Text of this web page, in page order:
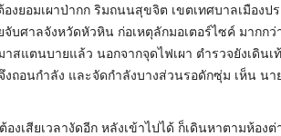
งยอมเผาป่ากก ริมถนนสุขจิต เขตเทศบาลเมือง
บศาลจังหวัดหัวหิน ก่อเหตุลักมอเตอร์ไซค์ มากกว่
สแตนบายแล้ว นอกจากจุดไฟเผา ตำรวจยังเดิน
งถอนกำลัง และจัดกำลังบางส่วนรอดักซุ่ม เห็น นา
งเสียเวลางัดอีก หลังเข้าไปได้ ก็เดินหาตามห้อง